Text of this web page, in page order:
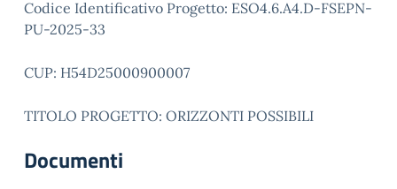
Codice Identificativo Progetto: ESO4.6.A4.D-FSEPN-
PU-2025-33
CUP: H54D25000900007
TITOLO PROGETTO: ORIZZONTI POSSIBILI
Documenti